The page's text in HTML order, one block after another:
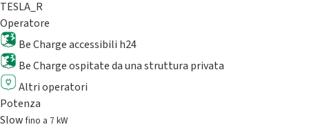
TESLA_R
Operatore
Be Charge accessibili h24
Be Charge ospitate da una struttura privata
Altri operatori
Potenza
Slowfino a 7 kW